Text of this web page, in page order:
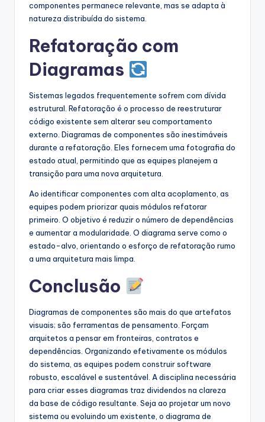
componentes permanece relevante, mas se adapta à
natureza distribuída do sistema.
Refatoração com
Diagramas
Sistemas legados frequentemente sofrem com dívida
estrutural. Refatoração é o processo de reestruturar
código existente sem alterar seu comportamento
externo. Diagramas de componentes são inestimáveis
durante a refatoração. Eles fornecem uma fotografia do
estado atual, permitindo que as equipes planejem a
transição para uma nova arquitetura.
Ao identificar componentes com alta acoplamento, as
equipes podem priorizar quais módulos refatorar
primeiro. O objetivo é reduzir o número de dependências
e aumentar a modularidade. O diagrama serve como o
estado-alvo, orientando o esforço de refatoração rumo
a uma arquitetura mais limpa.
Conclusão
Diagramas de componentes são mais do que artefatos
visuais; são ferramentas de pensamento. Forçam
arquitetos a pensar em fronteiras, contratos e
dependências. Organizando efetivamente os módulos
do sistema, as equipes podem construir software
robusto, escalável e sustentável. A disciplina necessária
para criar esses diagramas traz dividendos na clareza
da base de código resultante. Seja ao projetar um novo
sistema ou evoluindo um existente, o diagrama de